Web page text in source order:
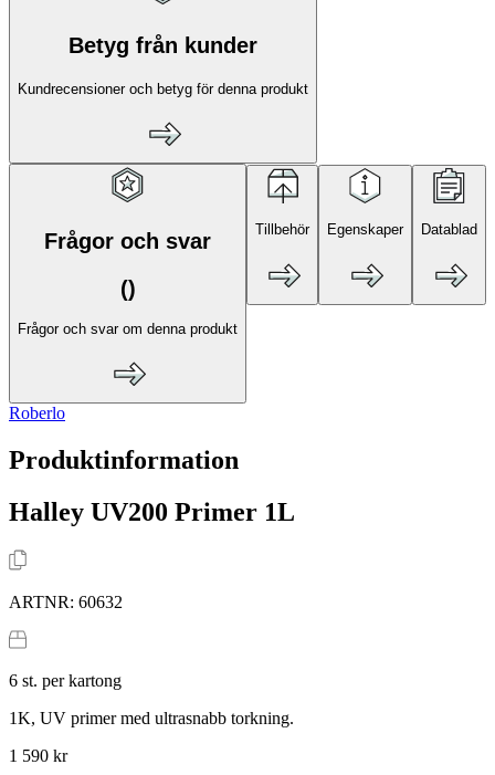
Betyg från kunder
Kundrecensioner och betyg för denna produkt
Frågor och svar
()
Frågor och svar om denna produkt
Tillbehör Egenskaper Datablad
Roberlo
Produktinformation
Halley UV200 Primer 1L
ARTNR: 60632
6 st. per kartong
1K, UV primer med ultrasnabb torkning.
1 590 kr